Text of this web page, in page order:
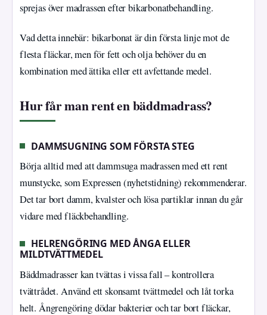
sprejas över madrassen efter bikarbonatbehandling.
Vad detta innebär: bikarbonat är din första linje mot de
flesta fläckar, men för fett och olja behöver du en
kombination med ättika eller ett avfettande medel.
Hur får man rent en bäddmadrass?
DAMMSUGNING SOM FÖRSTA STEG
Börja alltid med att dammsuga madrassen med ett rent
munstycke, som Expressen (nyhetstidning) rekommenderar.
Det tar bort damm, kvalster och lösa partiklar innan du går
vidare med fläckbehandling.
HELRENGÖRING MED ÅNGA ELLER
MILDTVÄTTMEDEL
Bäddmadrasser kan tvättas i vissa fall – kontrollera
tvättrådet. Använd ett skonsamt tvättmedel och låt torka
helt. Ångrengöring dödar bakterier och tar bort fläckar,